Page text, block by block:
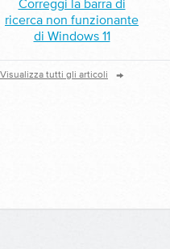
Correggi la barra di
ricerca non funzionante
di Windows 11
Visualizza tutti gli articoli →